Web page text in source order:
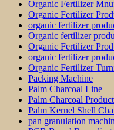
Organic Fertilizer
Organic Fertilizer
organic fertilizer
Organic fertilizer
Organic Fertilizer
organic fertilizer
Organic Fertilizer
Packing Machine
Palm Charcoal Line
Palm Charcoal
Palm Kernel Shell
pan granulation